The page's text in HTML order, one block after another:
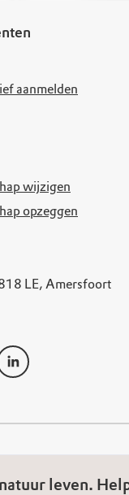
leven.
aanmelden
wijzigen
opzeggen
LE, Amersfoort
Statement Cookies